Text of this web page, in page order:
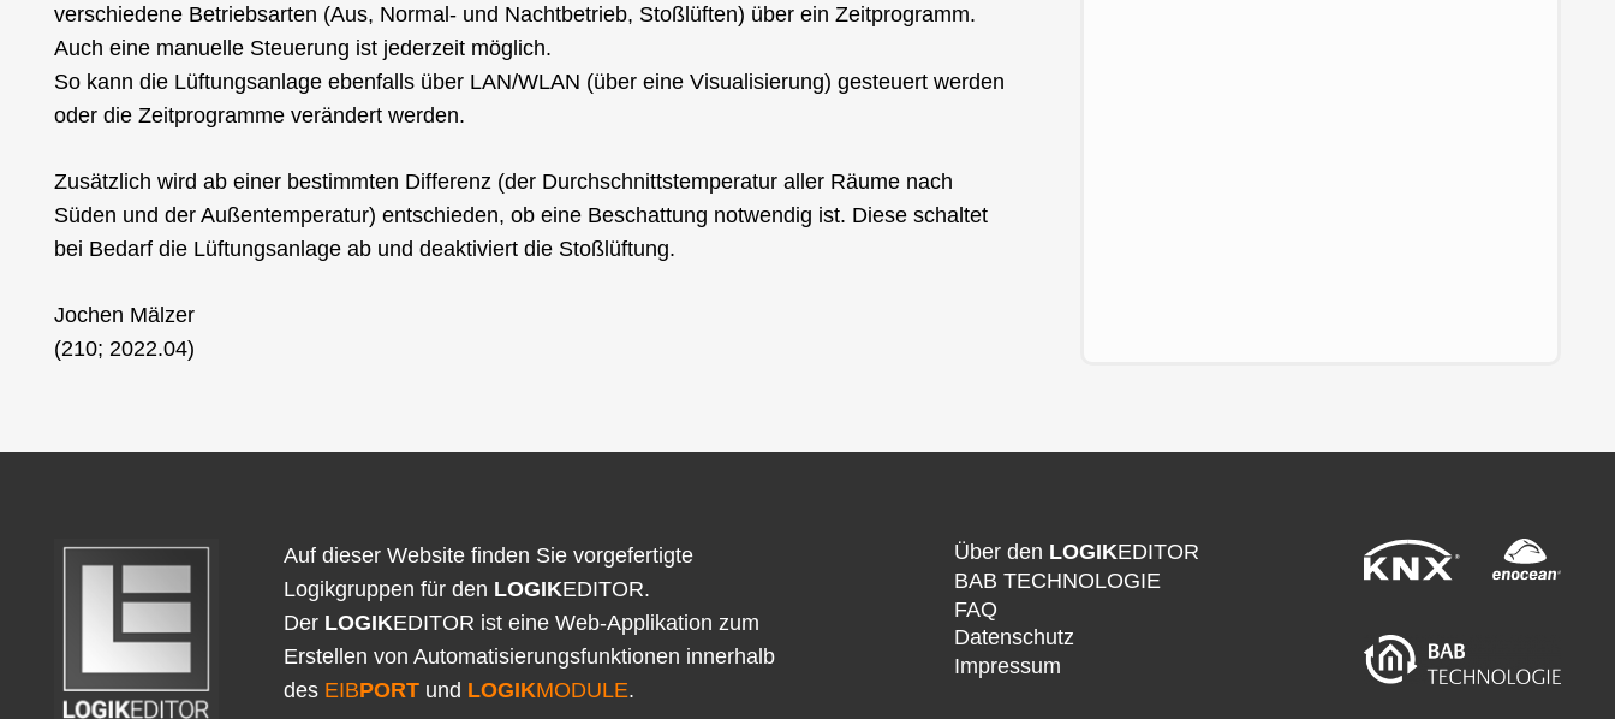
verschiedene Betriebsarten (Aus, Normal- und Nachtbetrieb, Stoßlüften) über ein Zeitprogramm.
Auch eine manuelle Steuerung ist jederzeit möglich.
So kann die Lüftungsanlage ebenfalls über LAN/WLAN (über eine Visualisierung) gesteuert werden
oder die Zeitprogramme verändert werden.
Zusätzlich wird ab einer bestimmten Differenz (der Durchschnittstemperatur aller Räume nach
Süden und der Außentemperatur) entschieden, ob eine Beschattung notwendig ist. Diese schaltet
bei Bedarf die Lüftungsanlage ab und deaktiviert die Stoßlüftung.
Jochen Mälzer
(210; 2022.04)
Auf dieser Website finden Sie vorgefertigte
Logikgruppen für den LOGIKEDITOR.
DerLOGIKEDITOR ist eine Web-Applikation zum
Erstellen von Automatisierungsfunktionen innerhalb
des EIBPORTund LOGIKMODULE.
Über den LOGIKEDITOR
BAB TECHNOLOGIE
FAQ
Datenschutz
Impressum